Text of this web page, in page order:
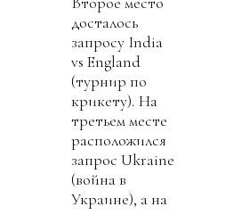
досталось
запросу India
vs England
(турнир по
крикету). На
третьем месте
расположился
запрос Ukraine
(война в
Украине), а на